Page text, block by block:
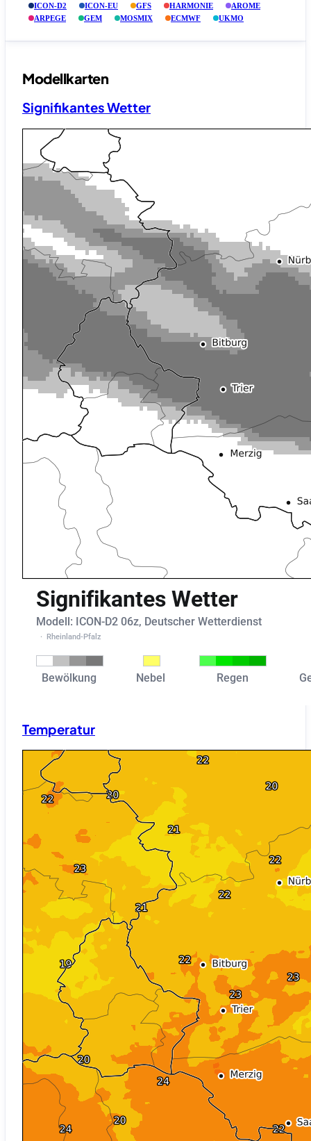
ICON-D2 ICON-EU GFS HARMONIE
AROME
ARPEGE
GEM MOSMIX ECMWF UKMO
Modellkarten
Signifikantes Wetter
Temperatur